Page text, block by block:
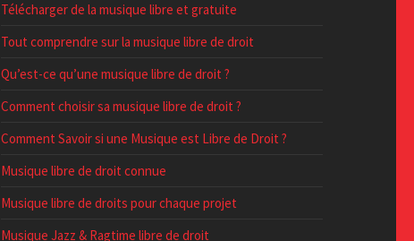
Télécharger de la musique libre et gratuite
Tout comprendre sur la musique libre de droit
Qu’est-ce qu’une musique libre de droit ?
Comment choisir sa musique libre de droit ?
Comment Savoir si une Musique est Libre de Droit ?
Musique libre de droit connue
Musique libre de droits pour chaque projet
Musique Jazz & Ragtime libre de droit